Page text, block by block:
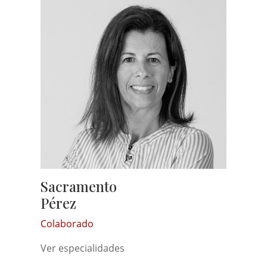
Sacramento
Pérez
Colaborado
Ver especialidades